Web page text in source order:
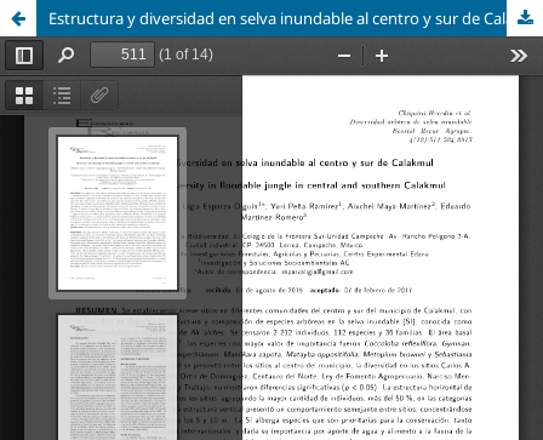
Estructura y diversidad en selva inundable al centro y sur de Calakmul